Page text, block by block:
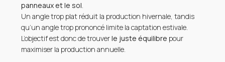
panneaux et le sol
Un angle trop plat réduit la production hivernale, tandis
qu’un angle trop prononcé limite la captation estivale.
L’objectif est donc de trouverle juste équilibre pour
maximiser la production annuelle.